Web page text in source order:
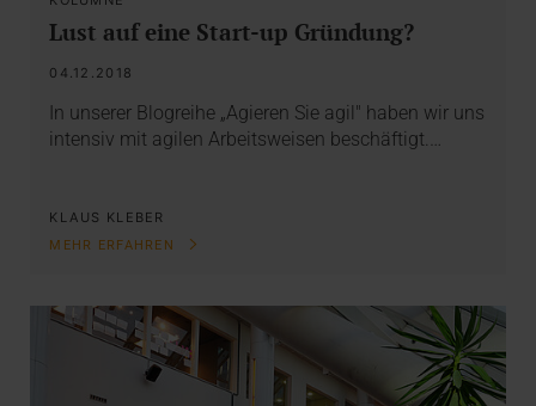
Lust auf eine Start-up Gründung?
04.12.2018
In unserer Blogreihe „Agieren Sie agil" haben wir uns
intensiv mit agilen Arbeitsweisen beschäftigt.…
KLAUS KLEBER
MEHR ERFAHREN